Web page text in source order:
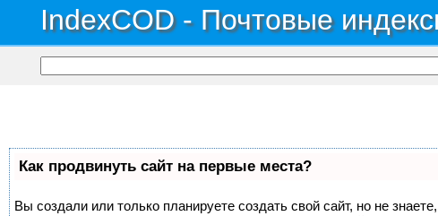
IndexCOD - Почтовые
Как продвинуть сайт на первые места?
Вы создали или только планируете создать свой сайт, но не